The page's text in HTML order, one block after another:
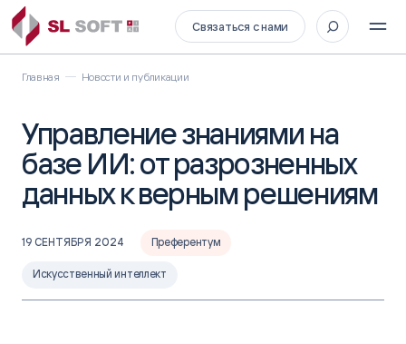
Связаться с нами
Главная Новости и публикации
Управление знаниями на
базе ИИ: от разрозненных
данных к верным решениям
19 СЕНТЯБРЯ 2024 Преферентум
Искусственный интеллект